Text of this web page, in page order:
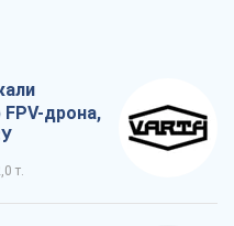
дрона,
т.